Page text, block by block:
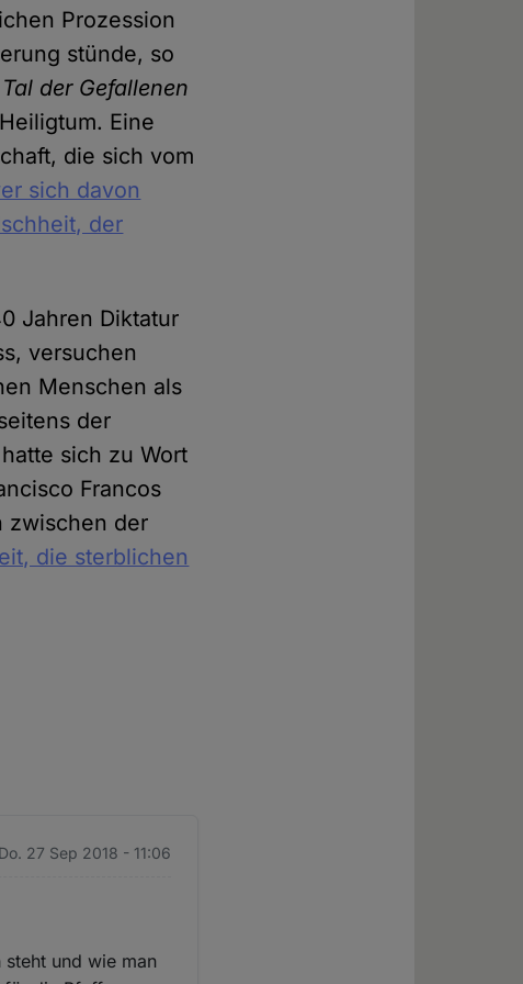
Prozession
stünde, so
Tal der Gefallenen
Eine
die sich vom
sich davon
der
Jahren Diktatur
versuchen
Menschen als
der
sich zu Wort
Francos
zwischen der
die sterblichen
Do. 27 Sep 2018 - 11:06
und wie man